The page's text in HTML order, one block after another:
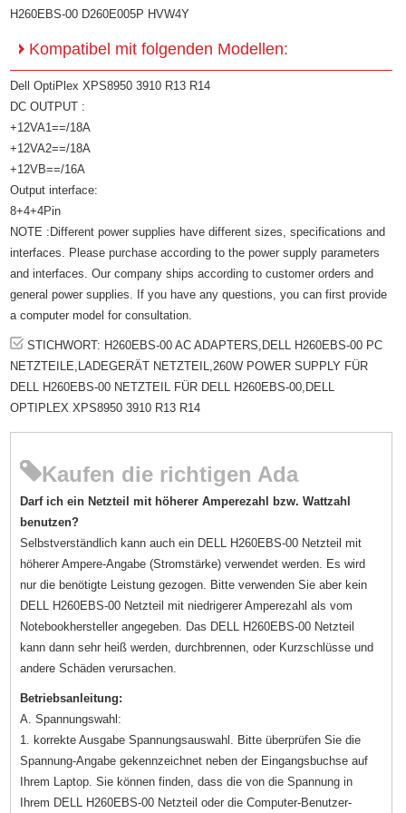
H260EBS-00 D260E005P HVW4Y
Kompatibel mit folgenden Modellen:
Dell OptiPlex XPS8950 3910 R13 R14
DC OUTPUT :
+12VA1==/18A
+12VA2==/18A
+12VB==/16A
Output interface:
8+4+4Pin
NOTE :Different power supplies have different sizes, specifications and
interfaces. Please purchase according to the power supply parameters
and interfaces. Our company ships according to customer orders and
general power supplies. If you have any questions, you can first provide
a computer model for consultation.
STICHWORT: H260EBS-00 AC ADAPTERS,DELL H260EBS-00 PC
NETZTEILE,LADEGERÄT NETZTEIL,260W POWER SUPPLY FÜR
DELL H260EBS-00 NETZTEIL FÜR DELL H260EBS-00,DELL
OPTIPLEX XPS8950 3910 R13 R14
Kaufen die richtigen Ada
Darf ich ein Netzteil mit höherer Amperezahl bzw. Wattzahl
benutzen?
Selbstverständlich kann auch ein DELL H260EBS-00 Netzteil mit
höherer Ampere-Angabe (Stromstärke) verwendet werden. Es wird
nur die benötigte Leistung gezogen. Bitte verwenden Sie aber kein
DELL H260EBS-00 Netzteil mit niedrigerer Amperezahl als vom
Notebookhersteller angegeben. Das DELL H260EBS-00 Netzteil
kann dann sehr heiß werden, durchbrennen, oder Kurzschlüsse und
andere Schäden verursachen.
Betriebsanleitung:
A. Spannungswahl:
1. korrekte Ausgabe Spannungsauswahl. Bitte überprüfen Sie die
Spannung-Angabe gekennzeichnet neben der Eingangsbuchse auf
Ihrem Laptop. Sie können finden, dass die von die Spannung in
Ihrem DELL H260EBS-00 Netzteil oder die Computer-Benutzer-